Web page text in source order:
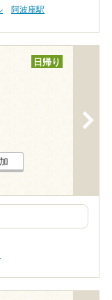
阿波座駅
日帰り